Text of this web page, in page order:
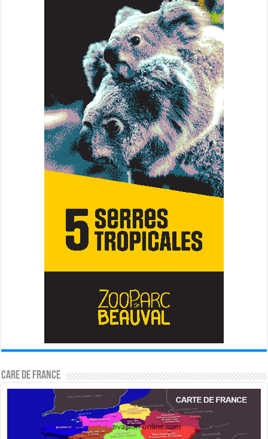
CARE DE FRANCE